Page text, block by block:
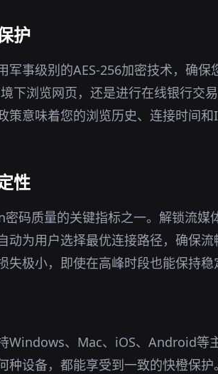
护
军事级别的AES-256加密技术，确
下浏览网页，还是进行在线银行交
策意味着您的浏览历史、连接时间
性
码质量的关键指标之一。解锁流
动为用户选择最优连接路径，确保
失极小，即使在高峰时段也能保持稳
Windows、Mac、iOS、Android等
种设备，都能享受到一致的快橙保